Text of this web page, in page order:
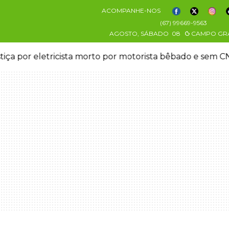
ACOMPANHE-NOS
(67) 99669-9563
AGOSTO, SÁBADO 08 CAMPO
por eletricista morto por motorista bêbado e sem